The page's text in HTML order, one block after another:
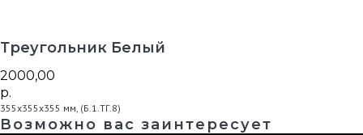
Треугольник Белый
2000,00
р.
355х355х355 мм, (Б.1.ТГ.8)
Возможно вас заинтересует